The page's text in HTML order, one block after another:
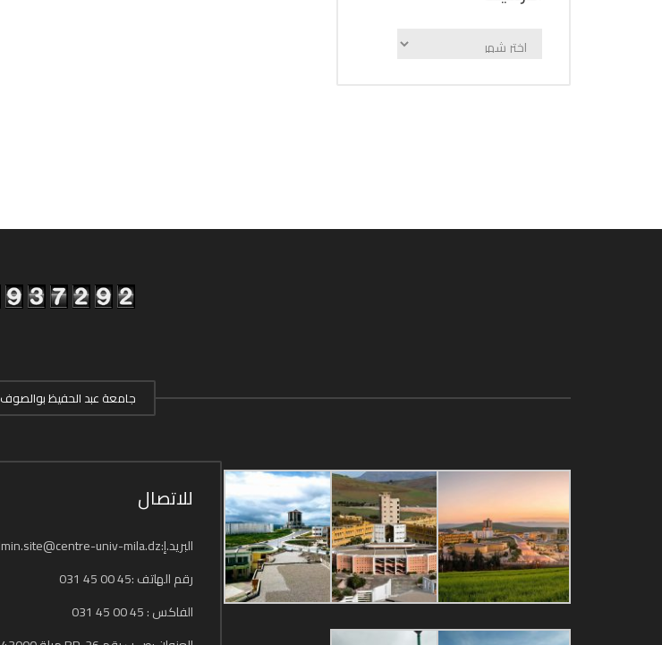
اﻷرشيف
جامعة عبد الحفيظ بوالصوف
للاتصال
البريد.إ:admin.site@centre-univ-mila.dz
رقم الهاتف :45 00 45 031
الفاكس : 45 00 45 031